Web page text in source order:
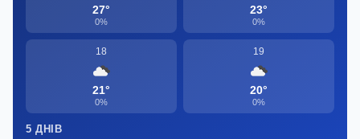
27°
0%
23°
0%
18
21°
0%
19
20°
0%
5 ДНІВ